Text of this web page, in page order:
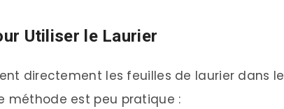
Utiliser le Laurier
directement les feuilles de laurier dans le
méthode est peu pratique :